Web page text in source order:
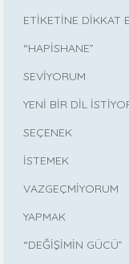
ETİKETİNE DİKKAT
“HAPİSHANE”
SEVİYORUM
YENİ BİR DİL
SEÇENEK
İSTEMEK
VAZGEÇMİYORUM
YAPMAK
“DEĞİŞİMİN GÜCÜ”